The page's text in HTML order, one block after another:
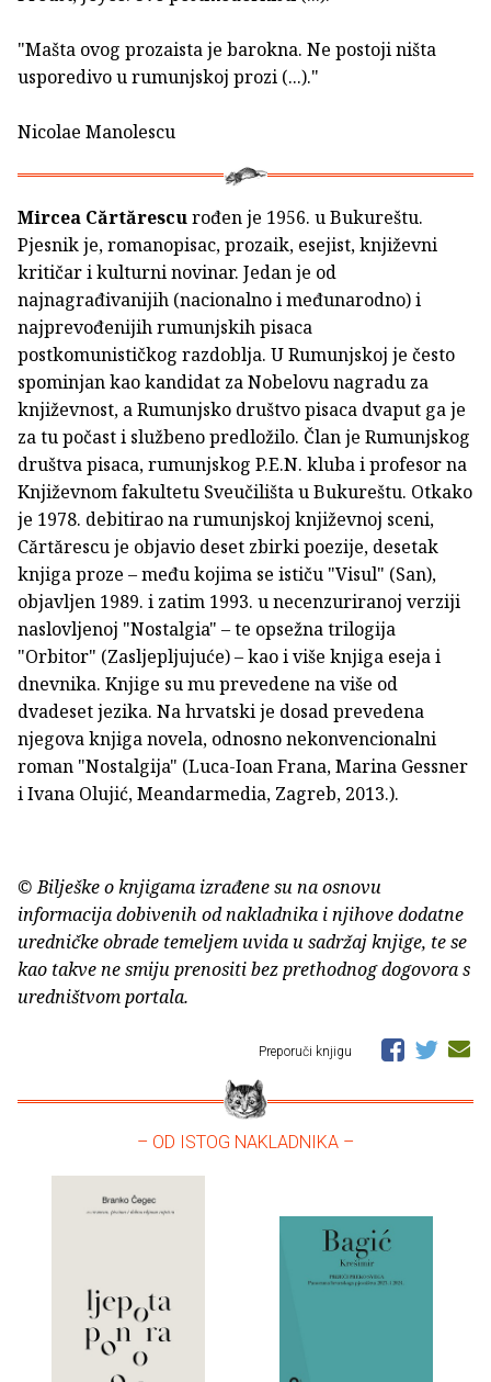
"Mašta ovog prozaista je barokna. Ne postoji ništa
usporedivo u rumunjskoj prozi (...)."
Nicolae Manolescu
Mircea Cărtărescurođen je 1956. u Bukureštu.
Pjesnik je, romanopisac, prozaik, esejist, književni
kritičar i kulturni novinar. Jedan je od
najnagrađivanijih (nacionalno i međunarodno) i
najprevođenijih rumunjskih pisaca
postkomunističkog razdoblja. U Rumunjskoj je često
spominjan kao kandidat za Nobelovu nagradu za
književnost, a Rumunjsko društvo pisaca dvaput ga je
za tu počast i službeno predložilo. Član je Rumunjskog
društva pisaca, rumunjskog P.E.N. kluba i profesor na
Književnom fakultetu Sveučilišta u Bukureštu. Otkako
je 1978. debitirao na rumunjskoj književnoj sceni,
Cărtărescu je objavio deset zbirki poezije, desetak
knjiga proze – među kojima se ističu "Visul" (San),
objavljen 1989. i zatim 1993. u necenzuriranoj verziji
naslovljenoj "Nostalgia" – te opsežna trilogija
"Orbitor" (Zasljepljujuće) – kao i više knjiga eseja i
dnevnika. Knjige su mu prevedene na više od
dvadeset jezika. Na hrvatski je dosad prevedena
njegova knjiga novela, odnosno nekonvencionalni
roman "Nostalgija" (Luca-Ioan Frana, Marina Gessner
i Ivana Olujić, Meandarmedia, Zagreb, 2013.).
© Bilješke o knjigama izrađene su na osnovu
informacija dobivenih od nakladnika i njihove dodatne
uredničke obrade temeljem uvida u sadržaj knjige, te se
kao takve ne smiju prenositi bez prethodnog dogovora s
uredništvom portala.
Preporuči knjigu
– OD ISTOG NAKLADNIKA –